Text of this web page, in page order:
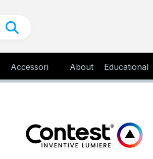
Accessori About Educational